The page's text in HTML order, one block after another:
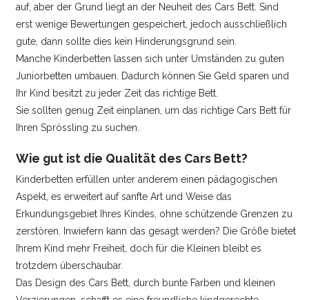
auf, aber der Grund liegt an der Neuheit des Cars Bett. Sind
erst wenige Bewertungen gespeichert, jedoch ausschließlich
gute, dann sollte dies kein Hinderungsgrund sein.
Manche Kinderbetten lassen sich unter Umständen zu guten
Juniorbetten umbauen. Dadurch können Sie Geld sparen und
Ihr Kind besitzt zu jeder Zeit das richtige Bett.
Sie sollten genug Zeit einplanen, um das richtige Cars Bett für
Ihren Sprössling zu suchen.
Wie gut ist die Qualität des Cars Bett?
Kinderbetten erfüllen unter anderem einen pädagogischen
Aspekt, es erweitert auf sanfte Art und Weise das
Erkundungsgebiet Ihres Kindes, ohne schützende Grenzen zu
zerstören. Inwiefern kann das gesagt werden? Die Größe bietet
Ihrem Kind mehr Freiheit, doch für die Kleinen bleibt es
trotzdem überschaubar.
Das Design des Cars Bett, durch bunte Farben und kleinen